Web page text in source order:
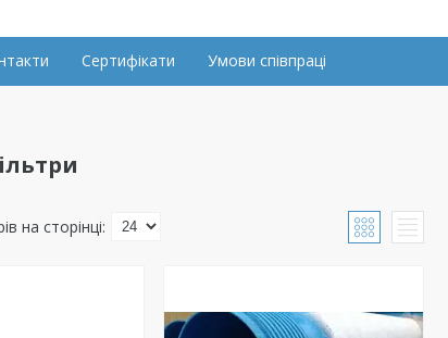
Сертифікати Умови співпраці